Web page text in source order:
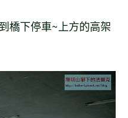
橋下停車~上方的高架